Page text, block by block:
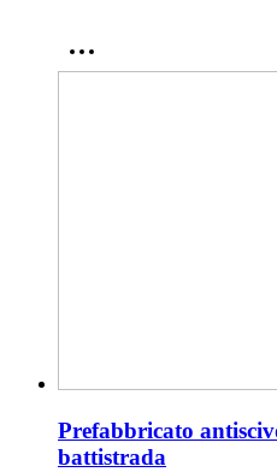
Prefabbricato
battistrada